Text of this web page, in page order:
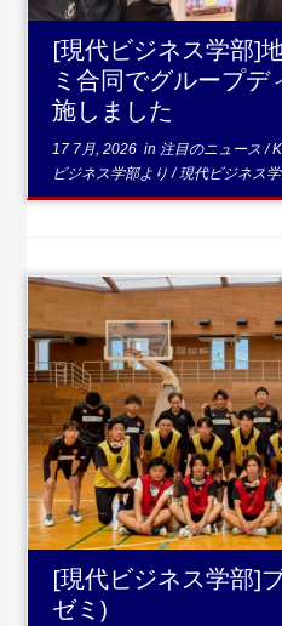
[現代ビジネス学部]
ミ合同でグループ
施しました
17 7月, 2026 in 注目のニュース/
ビジネス学部より/現代ビジネス
...続きを読む
[現代ビジネス学部]
ゼミ)